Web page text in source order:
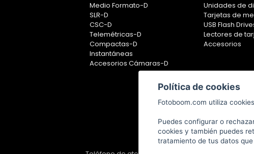
Medio Formato-D
SLR-D
CSC-D
Telemétricas-D
Compactas-D
Instantáneas
Accesorios Cámaras-D
Unidades de
Tarjetas de
USB Flash
Lectores de
Accesorios
Política de cookies
Fotoboom.com utiliza
Puedes configurar o
cookies y también puedes
tratamiento de tus datos